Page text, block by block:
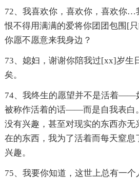
72、我喜欢你，喜欢你，喜欢你…
恨不得用满满的爱将你团团包围[
你愿不愿意来我身边？
73、媳妇，谢谢你陪我过[xx]岁生
矣。
74、我终生的愿望并不是活着——
被称作活着的话——而是自我表白
没有兴趣，甚至对现实的东西亦
在的东西，我为了活着而每天窒息
兴趣。
75、我要你知道，这世上总有一